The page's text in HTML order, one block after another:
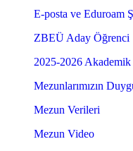
E-posta ve Eduroam
ZBEÜ Aday Öğrenci
2025-2026
Mezunlarımızın
Mezun Verileri
Mezun Video